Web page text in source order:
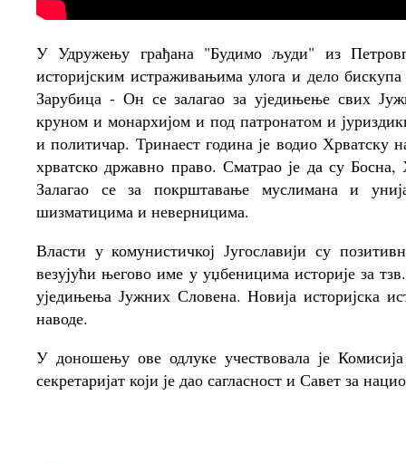
У Удружењу грађана "Будимо људи" из
историјским истраживањима улога и дело
Зарубица - Он се залагао за уједињење свих
круном и монархијом и под патронатом и
и политичар. Тринаест година је водио Хрватску
хрватско државно право. Сматрао је да су
Залагао се за покрштавање муслимана и
шизматицима и неверницима.
Власти у комунистичкој Југославији су
везујући његово име у уџбеницима историје за
уједињења Јужних Словена. Новија историјска
наводе.
У доношењу ове одлуке учествовала је
секретаријат који је дао сагласност и Савет за